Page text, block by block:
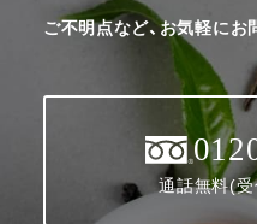
ご不明点など、お気軽にお
通話無料(